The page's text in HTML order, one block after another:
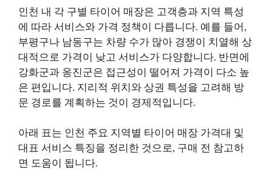
인천 내 각 구별 타이어 매장은 고객층과 지역 특성
에 따라 서비스와 가격 정책이 다릅니다. 예를 들어,
부평구나 남동구는 차량 수가 많아 경쟁이 치열해 상
대적으로 가격이 낮고 서비스가 다양합니다. 반면에
강화군과 옹진군은 접근성이 떨어져 가격이 다소 높
은 편입니다. 지리적 위치와 상권 특성을 고려해 방
문 경로를 계획하는 것이 경제적입니다.
아래 표는 인천 주요 지역별 타이어 매장 가격대 및
대표 서비스 특징을 정리한 것으로, 구매 전 참고하
면 도움이 됩니다.